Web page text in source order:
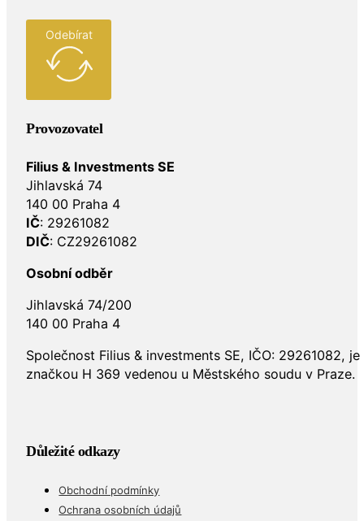
Odebírat
Provozovatel
Filius & Investments SE
Jihlavská 74
140 00 Praha 4
IČ: 29261082
DIČ: CZ29261082
Osobní odběr
Jihlavská 74/200
140 00 Praha 4
Společnost Filius & investments SE, IČO: 29261082,
značkou H 369 vedenou u Městského soudu v Praze.
Důležité odkazy
Obchodní podmínky
Ochrana osobních údajů